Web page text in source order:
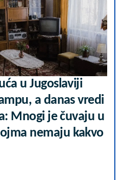
u Jugoslaviji
a danas vredi
Mnogi je čuvaju u
nemaju kakvo